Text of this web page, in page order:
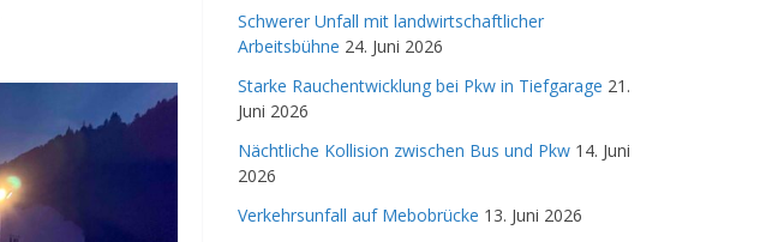
Schwerer Unfall mit landwirtschaftlicher
Arbeitsbühne 24. Juni 2026
Starke Rauchentwicklung bei Pkw in Tiefgarage 21.
Juni 2026
Nächtliche Kollision zwischen Bus und Pkw 14. Juni
2026
Verkehrsunfall auf Mebobrücke 13. Juni 2026